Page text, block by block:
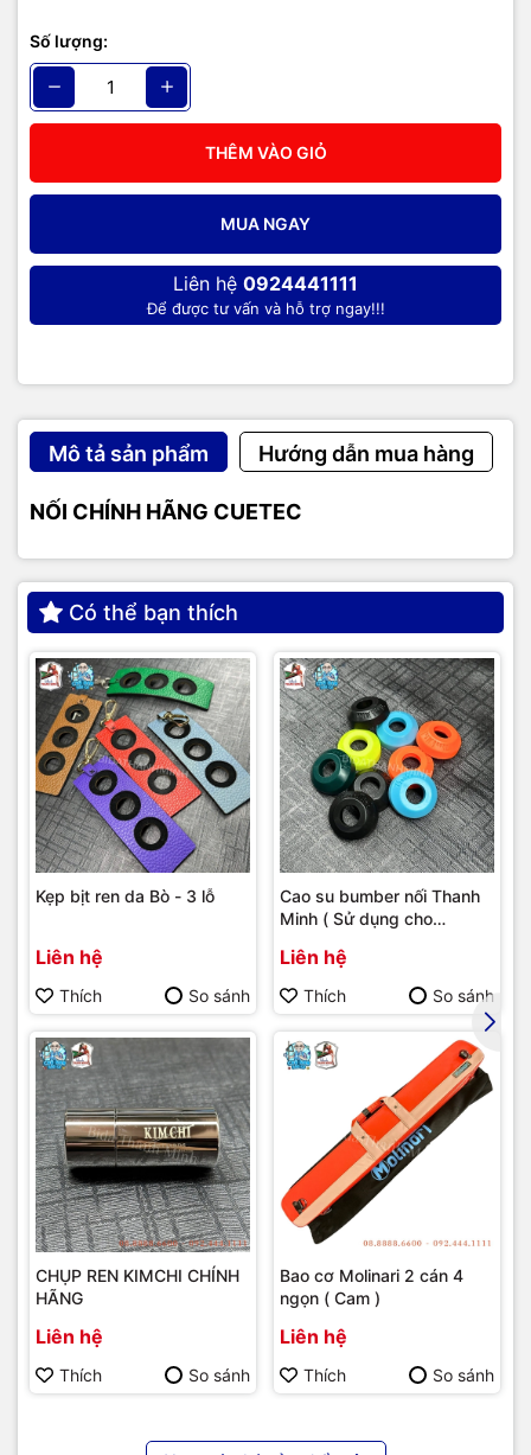
Số lượng:
THÊM VÀO GIỎ
MUA NGAY
Liên hệ 0924441111
Để được tư vấn và hỗ trợ ngay!!!
Mô tả sản phẩm Hướng dẫn mua hàng
NỐI CHÍNH HÃNG CUETEC
Có thể bạn thích
Kẹp bịt ren da Bò - 3 lỗ
Liên hệ
Thích So sánh
Cao su bumber nối Thanh
Minh ( Sử dụng cho
Liên hệ
Thích So sánh
CHỤP REN KIMCHI CHÍNH
HÃNG
Liên hệ
Thích So sánh
Bao cơ Molinari 2 cán 4
ngọn ( Cam )
Liên hệ
Thích So sánh